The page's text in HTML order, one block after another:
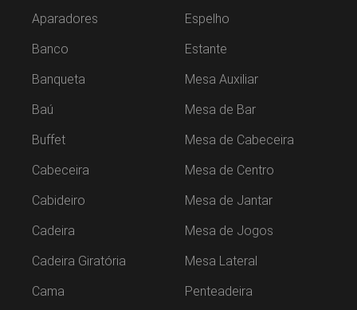
Aparadores
Banco
Banqueta
Baú
Buffet
Cabeceira
Cabideiro
Cadeira
Cadeira Giratória
Cama
Espelho
Estante
Mesa Auxiliar
Mesa de Bar
Mesa de Cabeceira
Mesa de Centro
Mesa de Jantar
Mesa de Jogos
Mesa Lateral
Penteadeira